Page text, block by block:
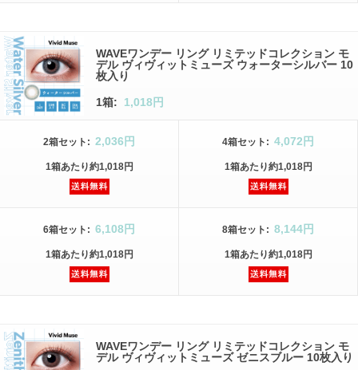
WAVEワンデー リング リミテッドコレクション モ
デル ヴィヴィットミューズ ウォーターシルバー 10
枚入り
1箱: 1,018円
2箱セット : 2,036円
1箱あたり約1,018円
4箱セット : 4,072円
1箱あたり約1,018円
6箱セット : 6,108円
1箱あたり約1,018円
8箱セット : 8,144円
1箱あたり約1,018円
WAVEワンデー リング リミテッドコレクション モ
デル ヴィヴィットミューズ ゼニスブルー 10枚入り